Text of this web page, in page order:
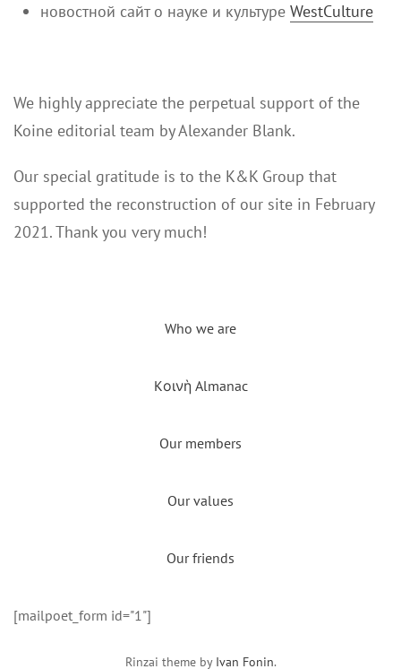
новостной сайт о науке и культуре WestCulture
We highly appreciate the perpetual support of the
Koine editorial team by Alexander Blank.
Our special gratitude is to the K&K Group that
supported the reconstruction of our site in February
2021. Thank you very much!
Who we are
Kοινὴ Almanac
Our members
Our values
Our friends
[mailpoet_form id="1"]
Rinzai theme by Ivan Fonin.